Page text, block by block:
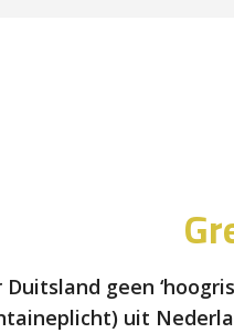
geen
uit